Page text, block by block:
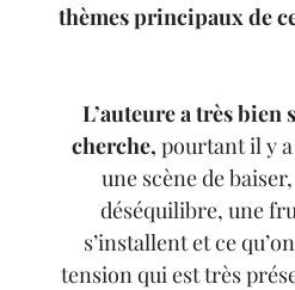
thèmes principaux de
L’auteure a très
cherche, pourtant il y
une scène de
déséquilibre, une
s’installent et ce
tension qui est très